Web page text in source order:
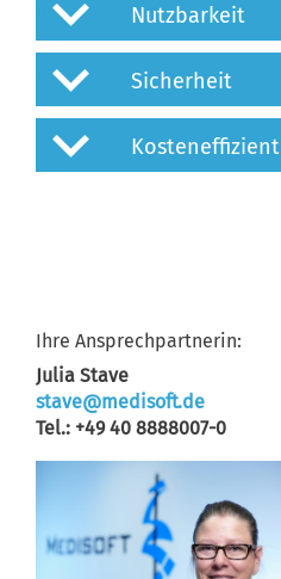
Ihre Ansprechpartnerin:
Julia Stave
stave
medisoft de
Tel.: +49 40 8888007-0
Nutzbarkeit
Sicherheit
Kosteneffizient